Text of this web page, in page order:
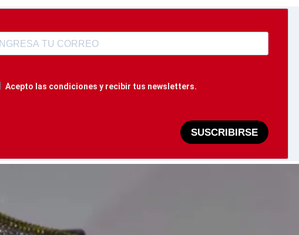
Acepto las condiciones y recibir tus newsletters.
SUSCRIBIRSE